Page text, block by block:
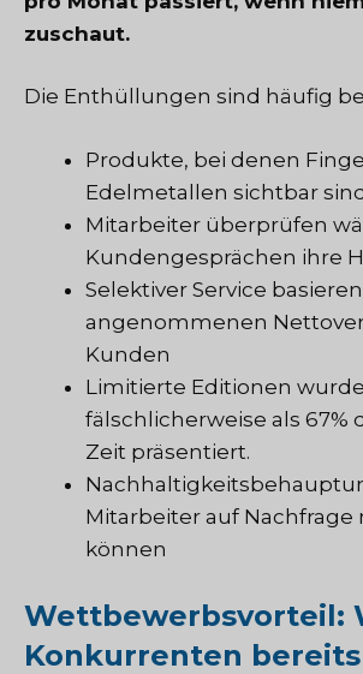
zuschaut.
Die Enthüllungen sind häufig
Produkte, bei denen
Edelmetallen sichtbar
Mitarbeiter überprüfen
Kundengesprächen ihre
Selektiver Service
angenommenen
Kunden
Limitierte Editionen
fälschlicherweise als 67%
Zeit präsentiert.
Mitarbeiter auf Nachfrage
können
Wettbewerbsvorteil:
Konkurrenten